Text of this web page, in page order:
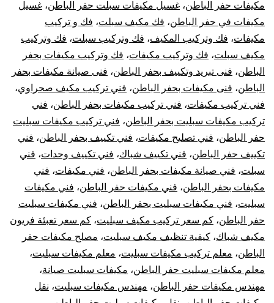
مكيفات حفر الباطن، غسيل مكيفات سبلت حفر الباطن، غسيل
مكيفات في حفر الباطن، فك مكيف سبلت، فك و تركيب
مكيفات، فك وتركيب المكيف، فك وتركيب سبلت، فك وتركيب
مكيف سبلت، فك وتركيب مكيفات، فك وتركيب مكيفات بحفر
الباطن، فنى تبريد وتكييف بحفر الباطن، فنى صيانة مكيفات بحفر
الباطن، فنى مكيفات بحفر الباطن، فني تركيب مكيف صحراوي،
فني تركيب مكيفات، فني تركيب مكيفات بحفر الباطن، فني
تركيب مكيفات سبليت بحفر الباطن، فني تركيب مكيفات سبليت
حفر الباطن، فني تصليح مكيفات، فني تكييف بحفر الباطن، فني
تكييف حفر الباطن، فني تكييف شباك، فني تكييف وحدات، فني
سبلت، فني صيانة مكيفات بحفر الباطن، فني مكيفات، فني
مكيفات بحفر الباطن، فني مكيفات حفر الباطن، فني مكيفات
سبليت، فني مكيفات سبليت بحفر الباطن، فني مكيفات سبليت
حفر الباطن، كم سعر تركيب مكيف سبليت، كم سعر تعبئة فريون
مكيف شباك، كيفية تنظيف مكيف سبليت، مصلح مكيفات حفر
الباطن، معلم تركيب مكيفات سبليت، معلم مكيفات سبليت،
معلم مكيفات سبليت حفر الباطن، مكيفات سبليت صيانة،
مهندس مكيفات حفر الباطن، مهندس مكيفات سبليت، نقل